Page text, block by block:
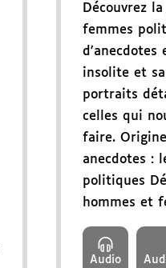
Découvrez
femmes
d'anecdotes
insolite et
portraits
celles qui
faire.
anecdotes :
politiques
hommes et
Audio